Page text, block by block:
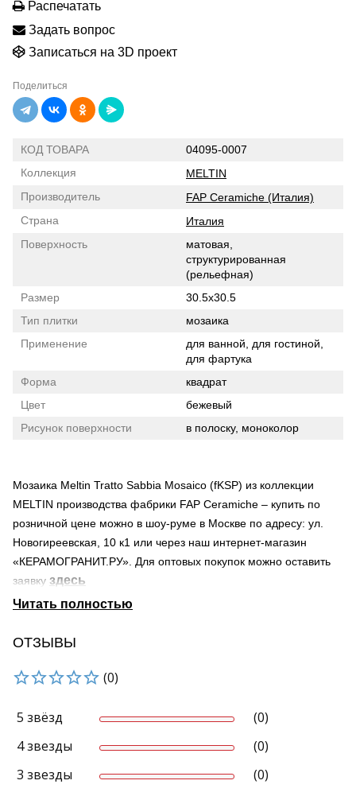
Распечатать
Задать вопрос
Записаться на 3D проект
Поделиться
КОД ТОВАРА
04095-0007
Коллекция
MELTIN
Производитель
FAP Ceramiche (Италия)
Страна
Италия
Поверхность
матовая,
структурированная
(рельефная)
Размер
30.5x30.5
Тип плитки
мозаика
Применение
для ванной, для гостиной,
для фартука
Форма
квадрат
Цвет
бежевый
Рисунок поверхности
в полоску, моноколор
Мозаика Meltin Tratto Sabbia Mosaico (fKSP) из коллекции
MELTIN производства фабрики FAP Ceramiche – купить по
розничной цене можно в шоу-руме в Москве по адресу: ул.
Новогиреевская, 10 к1 или через наш интернет-магазин
«КЕРАМОГРАНИТ.РУ». Для оптовых покупок можно оставить
заявку здесь
Страна происхождения – Италия
Область применения материала – для ванной, для гостиной,
Мы осуществляем доставку по Москве и Московской области.
России транспортными компаниями.
495-966-38-80 и 8-800-707-44-50 (звонок по России
бесплатный)
ОТЗЫВЫ
(0)
5 звёзд
(0)
4 звезды
(0)
3 звезды
(0)